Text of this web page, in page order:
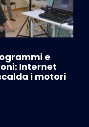
e
Internet
i motori